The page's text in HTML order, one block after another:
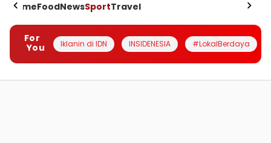
HomeFoodNewsSportTravel
For
You
Iklanin di IDN INSIDENESIA #LokalBerdaya